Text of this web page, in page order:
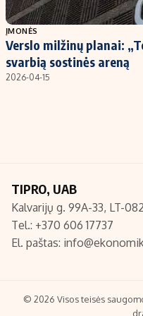
Populiarios temos
Investavimas
Akcijų rinka
Redakcija
Turinio žymėjimo taisyklės
ĮMONĖS
Verslo milžinų planai:
svarbią sostinės areną
2026-04-15
TIPRO, UAB
Kalvarijų g. 99A-33, LT-
Tel.: +370 606 17737
El. paštas:
© 2026 Visos teisės